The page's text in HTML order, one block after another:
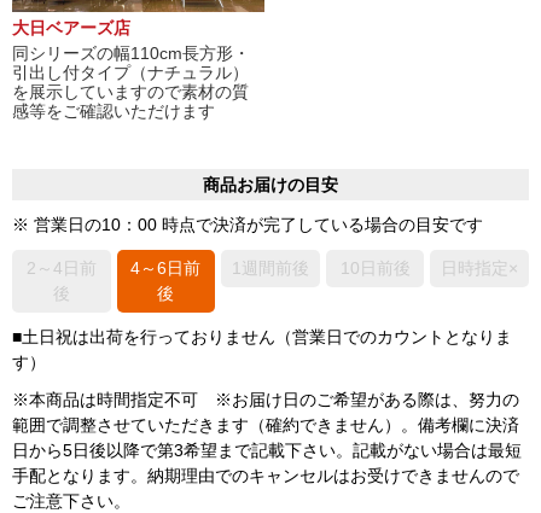
大日ベアーズ店
同シリーズの幅110cm長方形・
引出し付タイプ（ナチュラル）
を展示していますので素材の質
感等をご確認いただけます
商品お届けの目安
※ 営業日の10：00 時点で決済が完了している場合の目安です
2～4日前
後
4～6日前
後
1週間前後 10日前後 日時指定×
■土日祝は出荷を行っておりません（営業日でのカウントとなりま
す）
※本商品は時間指定不可 ※お届け日のご希望がある際は、努力の
範囲で調整させていただきます（確約できません）。備考欄に決済
日から5日後以降で第3希望まで記載下さい。記載がない場合は最短
手配となります。納期理由でのキャンセルはお受けできませんので
ご注意下さい。